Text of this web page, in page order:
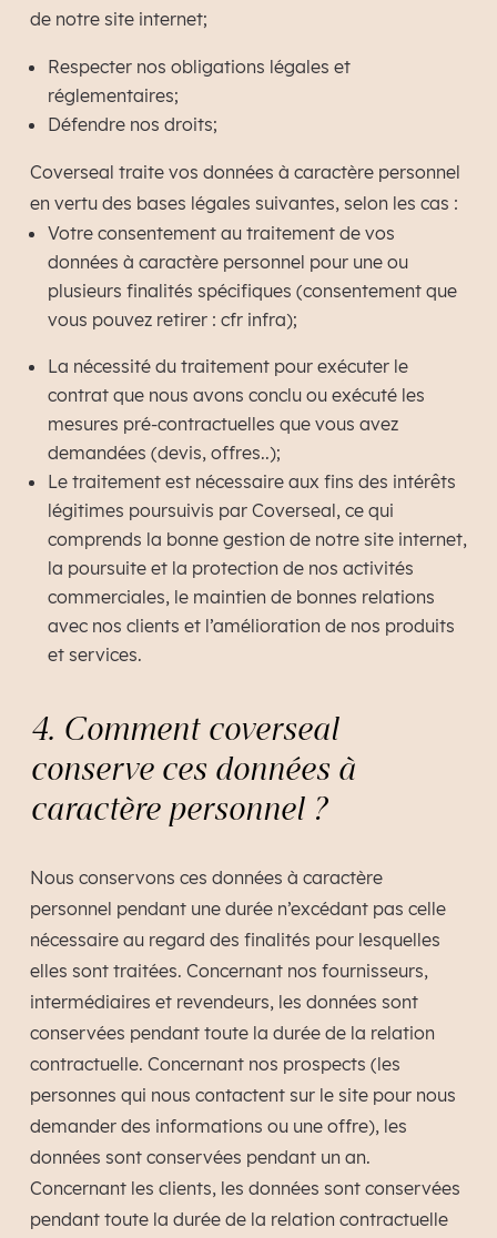
de notre site internet;
Respecter nos obligations légales et
réglementaires;
Défendre nos droits;
Coverseal traite vos données à caractère personnel
en vertu des bases légales suivantes, selon les cas :
Votre consentement au traitement de vos
données à caractère personnel pour une ou
plusieurs finalités spécifiques (consentement que
vous pouvez retirer : cfr infra);
La nécessité du traitement pour exécuter le
contrat que nous avons conclu ou exécuté les
mesures pré-contractuelles que vous avez
demandées (devis, offres..);
Le traitement est nécessaire aux fins des intérêts
légitimes poursuivis par Coverseal, ce qui
comprends la bonne gestion de notre site internet,
la poursuite et la protection de nos activités
commerciales, le maintien de bonnes relations
avec nos clients et l’amélioration de nos produits
et services.
4. Comment coverseal
conserve ces données à
caractère personnel ?
Nous conservons ces données à caractère
personnel pendant une durée n’excédant pas celle
nécessaire au regard des finalités pour lesquelles
elles sont traitées. Concernant nos fournisseurs,
intermédiaires et revendeurs, les données sont
conservées pendant toute la durée de la relation
contractuelle. Concernant nos prospects (les
personnes qui nous contactent sur le site pour nous
demander des informations ou une offre), les
données sont conservées pendant un an.
Concernant les clients, les données sont conservées
pendant toute la durée de la relation contractuelle